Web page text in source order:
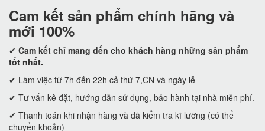
Cam kết sản phẩm chính hãng và
mới 100%
✔ Cam kết chỉ mang đến cho khách hàng những sản phẩm
tốt nhất.
✔ Làm việc từ 7h đến 22h cả thứ 7,CN và ngày lễ
✔ Tư vấn kê đặt, hướng dẫn sử dụng, bảo hành tại nhà miễn phí.
✔ Thanh toán khi nhận hàng và đã kiểm tra kĩ lưỡng (có thể
chuyển khoản)